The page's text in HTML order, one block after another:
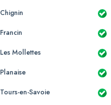
Chignin
Francin
Les Mollettes
Planaise
Tours-en-Savoie